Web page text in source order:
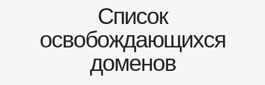
Список
освобождающихся
доменов